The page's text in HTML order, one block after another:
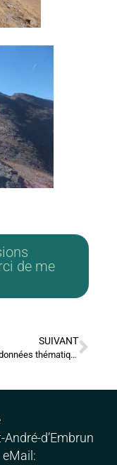
de me
SUIVANT
Eté – Randonnées thématiques
d’Embrun